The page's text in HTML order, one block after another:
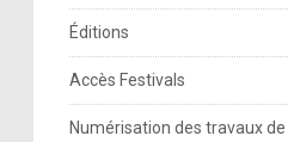
Éditions
Accès Festivals
Numérisation des travaux de